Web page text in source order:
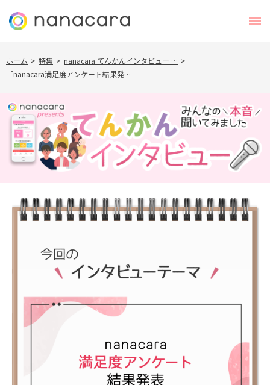
ホーム > 特集 > nanacara てんかんインタビュー … >
「nanacara満足度アンケート結果発…